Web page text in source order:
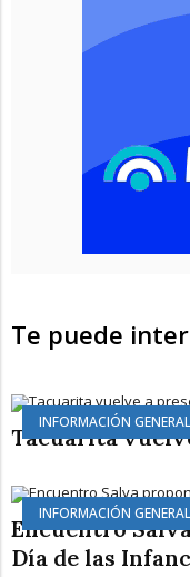
Te puede
INFORMACIÓN GENERAL
Tacuarita
INFORMACIÓN GENERAL
Encuentro
Día de las